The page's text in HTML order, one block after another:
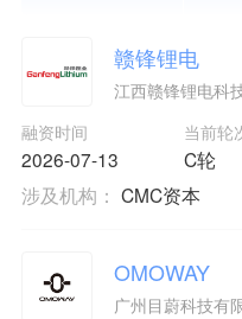
赣锋锂电
江西赣锋锂电科
融资时间
2026-07-13
当前轮
C轮
涉及机构： CMC资本
OMOWAY
广州目蔚科技有